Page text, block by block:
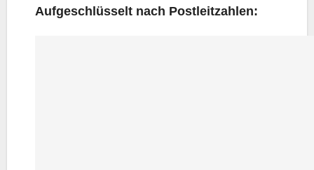
Auf­ge­schlüs­selt nach Postleitzahlen: